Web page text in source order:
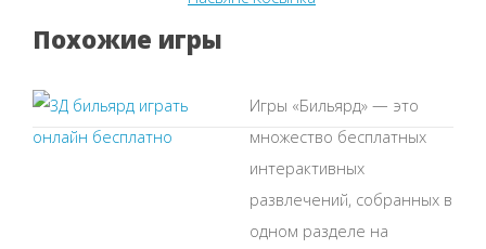
Похожие игры
Игры «Бильярд» — это
множество бесплатных
интерактивных
развлечений, собранных в
одном разделе на